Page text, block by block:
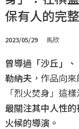
保有人的完
2023/05/29 馬欣
曾導過「沙丘」
勒納夫 ，作品向
「烈火焚身」這
最關注其中人性
火候的導演。